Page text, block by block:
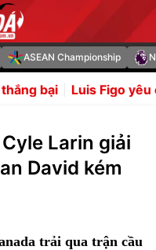
ASEAN Championship
cầu Chủ tịch FIFA
Larin giải
David kém
trải qua trận cầu